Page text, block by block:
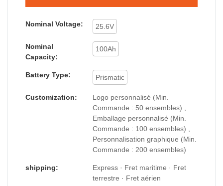
Nominal Voltage: 25.6V
Nominal
Capacity:
100Ah
Battery Type: Prismatic
Customization:
Logo personnalisé (Min.
Commande : 50 ensembles) ,
Emballage personnalisé (Min.
Commande : 100 ensembles) ,
Personnalisation graphique (Min.
Commande : 200 ensembles)
shipping:
Express · Fret maritime · Fret
terrestre · Fret aérien